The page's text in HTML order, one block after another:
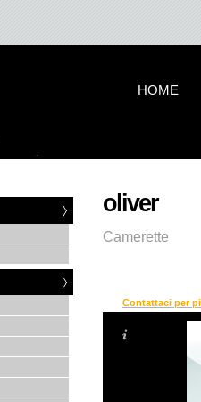
HOME
oliver
Camerette
Contattaci per